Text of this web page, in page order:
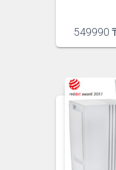
549990